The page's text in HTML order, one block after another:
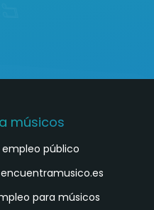
músicos
público
para músicos